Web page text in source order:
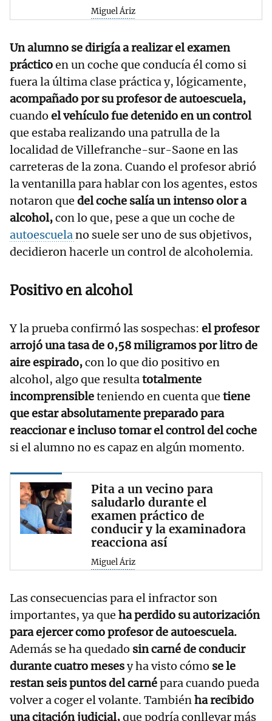
Miguel Áriz
Un alumno se dirigía a realizar el examen
prácticoen un coche que conducía él como si
fuera la última clase práctica y, lógicamente,
acompañado por su profesor de autoescuela,
cuando el vehículo fue detenido en un control
que estaba realizando una patrulla de la
localidad de Villefranche-sur-Saone en las
carreteras de la zona. Cuando el profesor abrió
la ventanilla para hablar con los agentes, estos
notaron que del coche salía un intenso olor a
alcohol,con lo que, pese a que un coche de
autoescuelano suele ser uno de sus objetivos,
decidieron hacerle un control de alcoholemia.
Positivo en alcohol
Y la prueba confirmó las sospechas: el profesor
arrojó una tasa de 0,58 miligramos por litro de
aire espirado,con lo que dio positivo en
alcohol, algo que resultatotalmente
incomprensibleteniendo en cuenta que tiene
que estar absolutamente preparado para
reaccionar e incluso tomar el control del coche
si el alumno no es capaz en algún momento.
Pita a un vecino para
saludarlo durante el
examen práctico de
conducir y la examinadora
reacciona así
Miguel Áriz
Las consecuencias para el infractor son
importantes, ya que ha perdido su autorización
para ejercer como profesor de autoescuela.
Además se ha quedado sin carné de conducir
durante cuatro mesesy ha visto cómo se le
restan seis puntos del carnépara cuando pueda
volver a coger el volante. Tambiénha recibido
una citación judicial,que podría conllevar más